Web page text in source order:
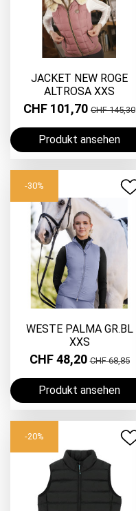
JACKET NEW ROGE
ALTROSA XXS
CHF 101,70 CHF 145,30
Produkt ansehen
-30%
WESTE PALMA GR.BL
XXS
CHF 48,20CHF 68,85
Produkt ansehen
-20%